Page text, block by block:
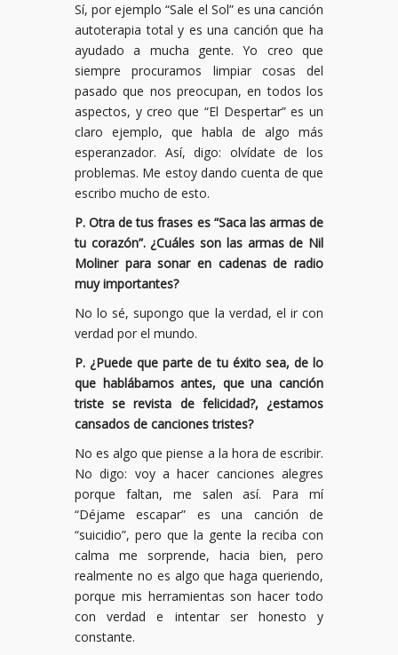
Sí, por ejemplo “Sale el Sol” es una canción
autoterapia total y es una canción que ha
ayudado a mucha gente. Yo creo que
siempre procuramos limpiar cosas del
pasado que nos preocupan, en todos los
aspectos, y creo que “El Despertar” es un
claro ejemplo, que habla de algo más
esperanzador. Así, digo: olvídate de los
problemas. Me estoy dando cuenta de que
escribo mucho de esto.
P. Otra de tus frases es “Saca las armas de
tu corazón”. ¿Cuáles son las armas de Nil
Moliner para sonar en cadenas de radio
muy importantes?
No lo sé, supongo que la verdad, el ir con
verdad por el mundo.
P. ¿Puede que parte de tu éxito sea, de lo
que hablábamos antes, que una canción
triste se revista de felicidad?, ¿estamos
cansados de canciones tristes?
No es algo que piense a la hora de escribir.
No digo: voy a hacer canciones alegres
porque faltan, me salen así. Para mí
“Déjame escapar” es una canción de
“suicidio”, pero que la gente la reciba con
calma me sorprende, hacia bien, pero
realmente no es algo que haga queriendo,
porque mis herramientas son hacer todo
con verdad e intentar ser honesto y
constante.